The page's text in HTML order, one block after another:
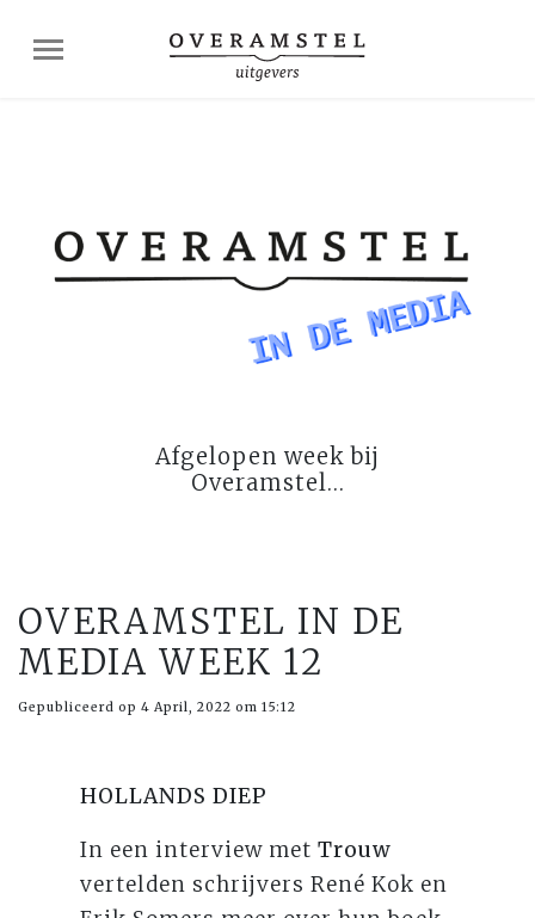
Afgelopen week bij
Overamstel…
OVERAMSTEL IN DE
MEDIA WEEK 12
Gepubliceerd op 4 April, 2022 om 15:12
HOLLANDS DIEP
In een interview met Trouw
vertelden schrijvers René Kok en